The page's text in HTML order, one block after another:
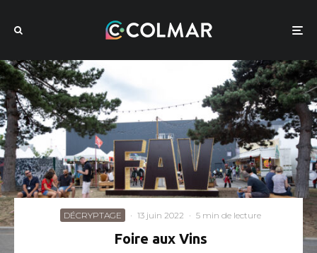
DÉCRYPTAGE · 13 juin 2022 · 5 min de lecture
Foire aux Vins